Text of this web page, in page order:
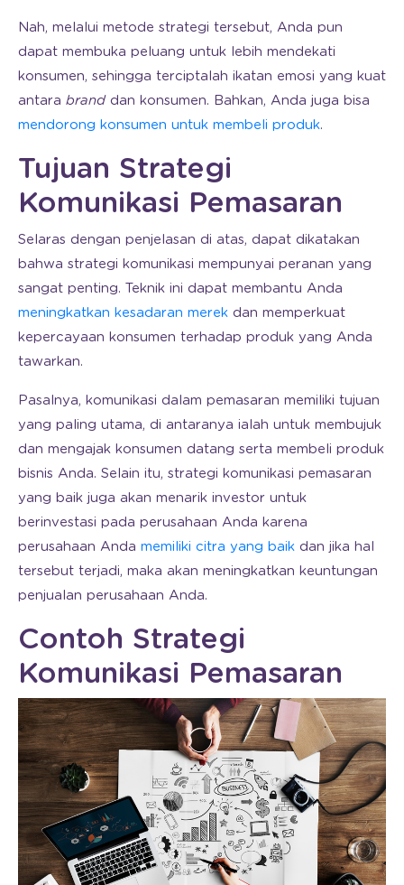
Nah, melalui metode strategi tersebut, Anda pun
dapat membuka peluang untuk lebih mendekati
konsumen, sehingga terciptalah ikatan emosi yang kuat
antara brand dan konsumen. Bahkan, Anda juga bisa
mendorong konsumen untuk membeli produk.
Tujuan Strategi
Komunikasi Pemasaran
Selaras dengan penjelasan di atas, dapat dikatakan
bahwa strategi komunikasi mempunyai peranan yang
sangat penting. Teknik ini dapat membantu Anda
meningkatkan kesadaran merek dan memperkuat
kepercayaan konsumen terhadap produk yang Anda
tawarkan.
Pasalnya, komunikasi dalam pemasaran memiliki tujuan
yang paling utama, di antaranya ialah untuk membujuk
dan mengajak konsumen datang serta membeli produk
bisnis Anda. Selain itu, strategi komunikasi pemasaran
yang baik juga akan menarik investor untuk
berinvestasi pada perusahaan Anda karena
perusahaan Anda memiliki citra yang baik dan jika hal
tersebut terjadi, maka akan meningkatkan keuntungan
penjualan perusahaan Anda.
Contoh Strategi
Komunikasi Pemasaran